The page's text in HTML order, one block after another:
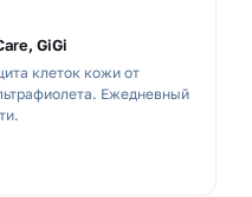
GiGi
клеток кожи от
Ежедневный